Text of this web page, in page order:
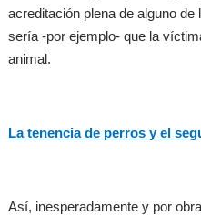
acreditación plena de alguno
sería -por ejemplo- que la
animal.
La tenencia de perros y el
Así, inesperadamente y por